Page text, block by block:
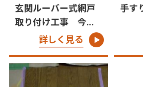
玄関ルーバー式網戸
取り付け工事 今...
詳しく見る
手す